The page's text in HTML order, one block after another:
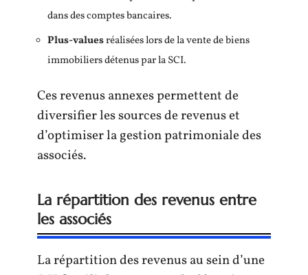
dans des comptes bancaires.
Plus-valuesréalisées lors de la vente de biens
immobiliers détenus par la SCI.
Ces revenus annexes permettent de
diversifier les sources de revenus et
d’optimiser la gestion patrimoniale des
associés.
La répartition des revenus entre
les associés
La répartition des revenus au sein d’une